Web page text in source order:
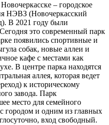
– городское
НЭВЗ (Новочеркасский
В 2021 году были
это современный парк
появились спортивные и
собак, новые аллеи и
кафе с местами как
В центре парка находятся
аллея, которая ведет
к историческому
завода. Парк
место для семейного
городом и одним из главных
вход свободный.